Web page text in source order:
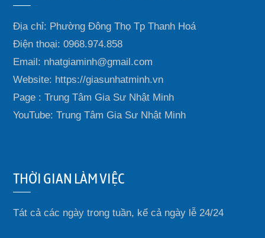
Địa chỉ: Phường Đông Thọ Tp Thanh Hoá
Điện thoại: 0968.974.858
Email: nhatgiaminh@gmail.com
Website: https://giasunhatminh.vn
Page : Trung Tâm Gia Sư Nhật Minh
YouTube: Trung Tâm Gia Sư Nhật Minh
THỜI GIAN LÀM VIỆC
Tát cả các ngày trong tuần, kể cả ngày lễ 24/24